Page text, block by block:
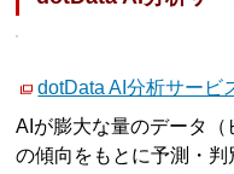
dotData AI分析サービ
AIが膨大な量のデータ
の傾向をもとに予測・